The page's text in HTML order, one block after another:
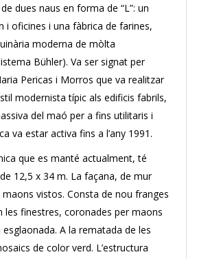
dues naus en forma de “L”: un
i oficines i una fàbrica de farines,
moderna de mòlta
Bühler). Va ser signat per
Pericas i Morros que va realitzar
modernista típic als edificis fabrils,
del maó per a fins utilitaris i
va estar activa fins a l’any 1991.
que es manté actualment, té
12,5 x 34 m. La façana, de mur
vistos. Consta de nou franges
les finestres, coronades per maons
A la rematada de les
de color verd. L’estructura